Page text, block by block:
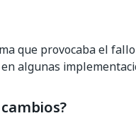
que provocaba el
algunas